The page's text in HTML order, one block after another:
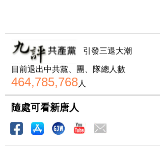
引發三退大潮
目前退出中共黨、團、隊總人數
464,785,768人
隨處可看新唐人